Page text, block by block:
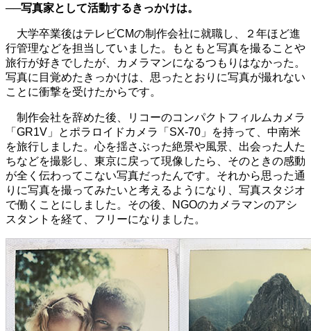
──写真家として活動するきっかけは。
大学卒業後はテレビCMの制作会社に就職し、２年ほど進
行管理などを担当していました。もともと写真を撮ることや
旅行が好きでしたが、カメラマンになるつもりはなかった。
写真に目覚めたきっかけは、思ったとおりに写真が撮れない
ことに衝撃を受けたからです。
制作会社を辞めた後、リコーのコンパクトフィルムカメラ
「GR1V」とポラロイドカメラ「SX-70」を持って、中南米
を旅行しました。心を揺さぶった絶景や風景、出会った人た
ちなどを撮影し、東京に戻って現像したら、そのときの感動
が全く伝わってこない写真だったんです。それから思った通
りに写真を撮ってみたいと考えるようになり、写真スタジオ
で働くことにしました。その後、NGOのカメラマンのアシ
スタントを経て、フリーになりました。